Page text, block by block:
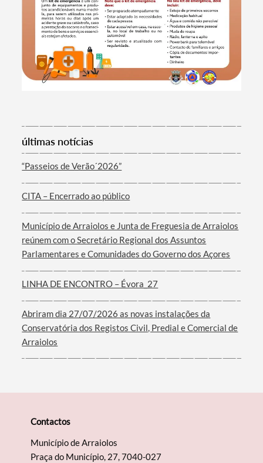
Categorias gerais
Filtros
últimas notícias
“Passeios de Verão´2026”
CITA – Encerrado ao público
Município de Arraiolos e Junta de Freguesia de Arraiolos
reúnem com o Secretário Regional dos Assuntos
Parlamentares e Comunidades do Governo dos Açores
LINHA DE ENCONTRO – Évora_27
Abriram dia 27/07/2026 as novas instalações da
Conservatória dos Registos Civil, Predial e Comercial de
Arraiolos
Contactos
Município de Arraiolos
Praça do Município, 27, 7040-027